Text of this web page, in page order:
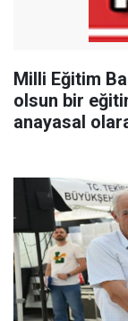
Milli Eğitim
olsun bir
anayasal